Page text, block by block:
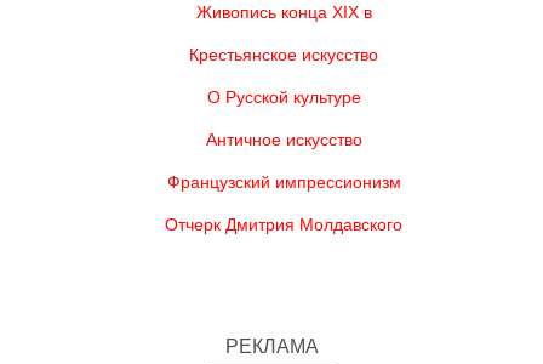
Живопись конца XIX в
Крестьянское искусство
О Русской культуре
Античное искусство
Французский импрессионизм
Отчерк Дмитрия Молдавского
РЕКЛАМА